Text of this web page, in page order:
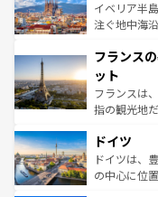
景など、自
ピザやパス
ませてくれ
なお、新着
しい。
イベリア半
注ぐ地中海
文化が根付
れる闘牛、
る。首都マ
アートに溢
せる。地方
ンテンツ一覧
フランス
ット
フランスは
指の観光地
で、幅広い
聖堂、美し
から魅了す
ドイツ
ドイツは、
の中心に位